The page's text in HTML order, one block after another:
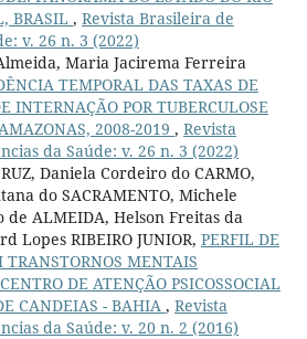
BRASIL , Revista Brasileira de
v. 26 n. 3 (2022)
Maria Jacirema Ferreira
TEMPORAL DAS TAXAS DE
INTERNAÇÃO POR TUBERCULOSE
2008-2019 , Revista
da Saúde: v. 26 n. 3 (2022)
Daniela Cordeiro do CARMO,
do SACRAMENTO, Michele
de ALMEIDA, Helson Freitas da
Lopes RIBEIRO JUNIOR, PERFIL DE
TRANSTORNOS MENTAIS
DE ATENÇÃO PSICOSSOCIAL
CANDEIAS - BAHIA , Revista
da Saúde: v. 20 n. 2 (2016)